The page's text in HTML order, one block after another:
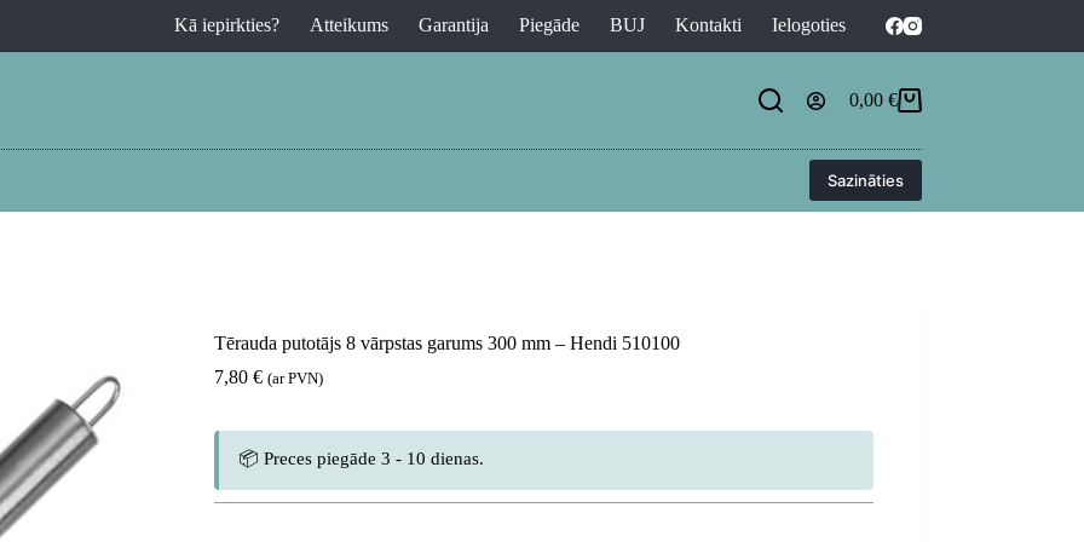
Kā iepirkties? Atteikums Garantija Piegāde BUJ Kontakti Ielogoties
Shopping
0,00 €
Sazināties
Tērauda putotājs 8 vārpstas garums 300 mm – Hendi 510100
7,80 € (ar PVN)
📦 Preces piegāde 3 - 10 dienas.